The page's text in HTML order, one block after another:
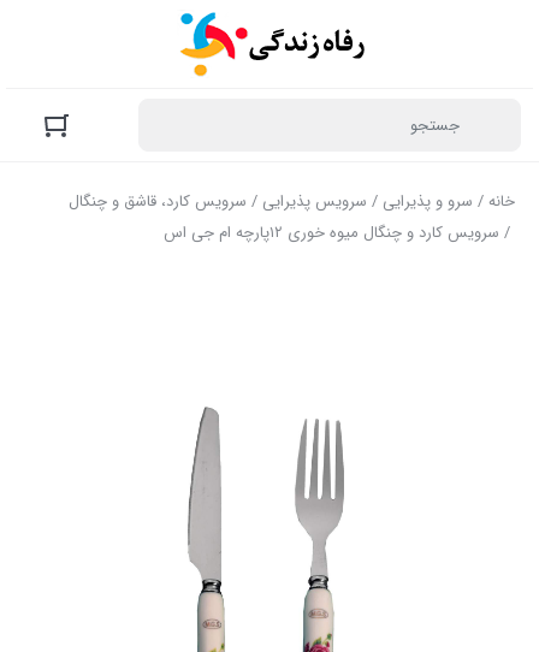
خانه/ سرو و پذیرایی / سرویس پذیرایی / سرویس کارد، قاشق و چنگال
/ سرویس کارد و چنگال میوه خوری ۱۲پارچه ام جی اس